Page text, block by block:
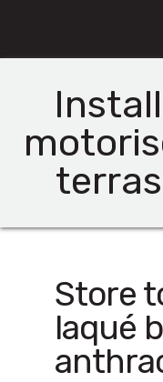
Store
laqué